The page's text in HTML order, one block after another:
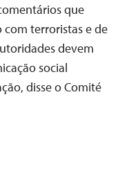
que
com terroristas e de
devem
social
disse o Comité